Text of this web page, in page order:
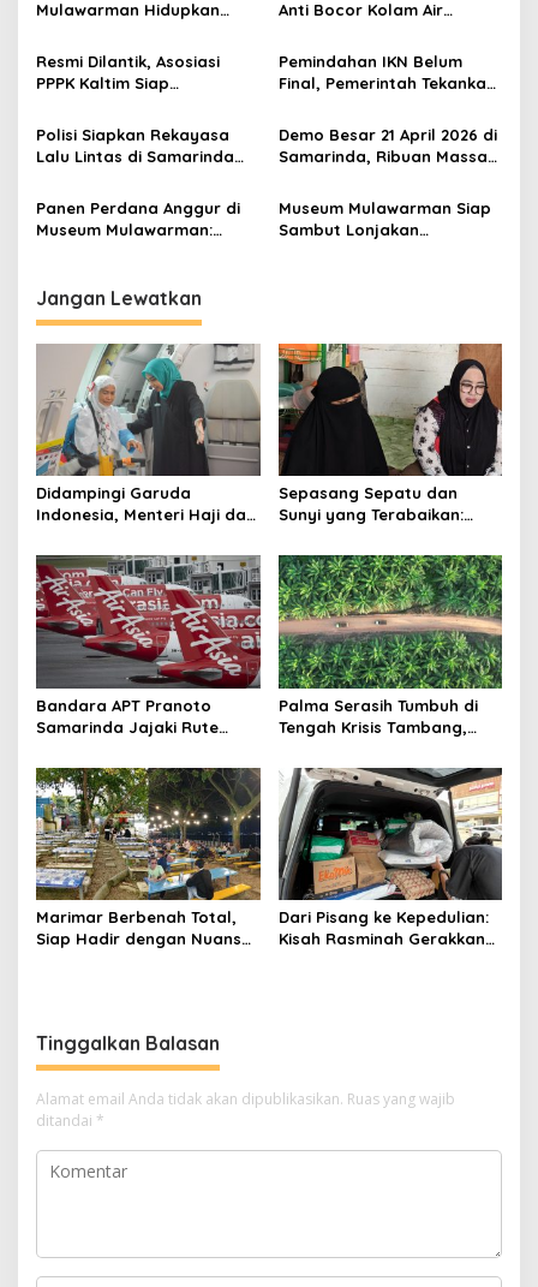
Mulawarman Hidupkan
Melenu
Anti Bocor Kolam Air
Resmi Dilantik, Asosiasi
PPPK Kaltim Siap
Karier Hingga Kawal Isu
Kontrak ke Pusat
Pemindahan IKN Belum
Final, Pemerintah Tekankan
Layanan Publik
Polisi Siapkan Rekayasa
Lalu Lintas di Samarinda
Personel Diterjunkan
Demo Besar 21 April 2026 di
Samarinda, Ribuan Massa
Kaltim
Panen Perdana Anggur di
Museum Mulawarman:
Daerah Baru
Museum Mulawarman Siap
Sambut Lonjakan
Jangan Lewatkan
Didampingi Garuda
Indonesia, Menteri Haji dan
Kelancaran Penerbangan
Haji di Balikpapan
Sepasang Sepatu dan
Sunyi yang Terabaikan:
dalam Sistem yang Terlalu
Lama Dibiarkan
Bandara APT Pranoto
Samarinda Jajaki Rute
dengan AirAsia
Palma Serasih Tumbuh di
Tengah Krisis Tambang,
Triliun
Marimar Berbenah Total,
Siap Hadir dengan Nuansa
Dari Pisang ke Kepedulian:
Kisah Rasminah Gerakkan
Tinggalkan Balasan
Alamat email Anda tidak akan dipublikasikan. Ruas yang wajib
ditandai *